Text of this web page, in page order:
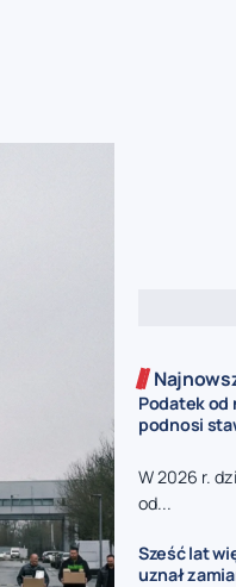
Podatek od
podnosi
W 2026 r.
od...
Sześć lat
uznał